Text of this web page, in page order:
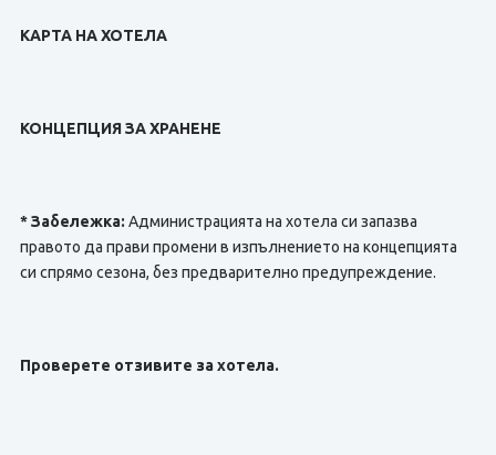
КАРТА НА ХОТЕЛА
КОНЦЕПЦИЯ ЗА ХРАНЕНЕ
* Забележка: Администрацията на хотела си запазва
правото да прави промени в изпълнението на концепцията
си спрямо сезона, без предварително предупреждение.
Проверете отзивите за хотела.